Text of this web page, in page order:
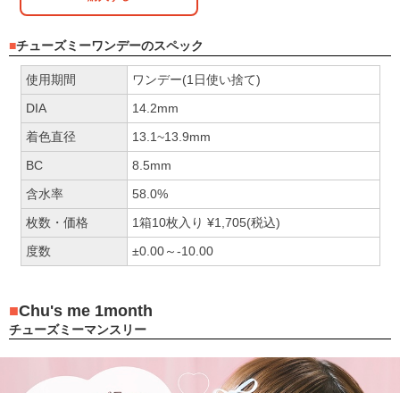
チューズミーワンデーのスペック
使用期間
ワンデー(1日使い捨て)
DIA
14.2mm
着色直径
13.1~13.9mm
BC
8.5mm
含水率
58.0%
枚数・価格
1箱10枚入り ¥1,705(税込)
度数
±0.00～-10.00
Chu's me 1month
チューズミーマンスリー